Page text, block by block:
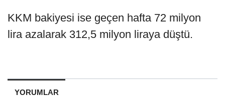
KKM bakiyesi ise geçen hafta 72 milyon
lira azalarak 312,5 milyon liraya düştü.
YORUMLAR